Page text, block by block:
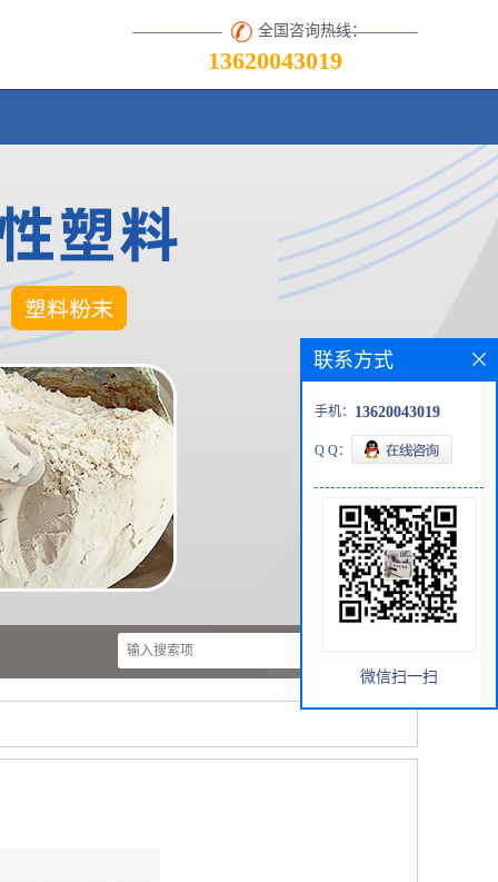
全国咨询热线：
13620043019
联系方式
手机： 13620043019
Q Q：
微信扫一扫